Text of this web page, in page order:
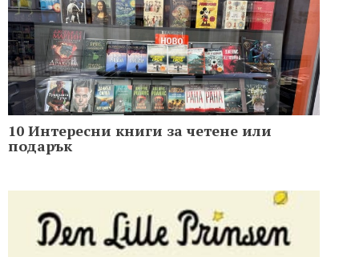
10 Интересни книги за четене или
подарък